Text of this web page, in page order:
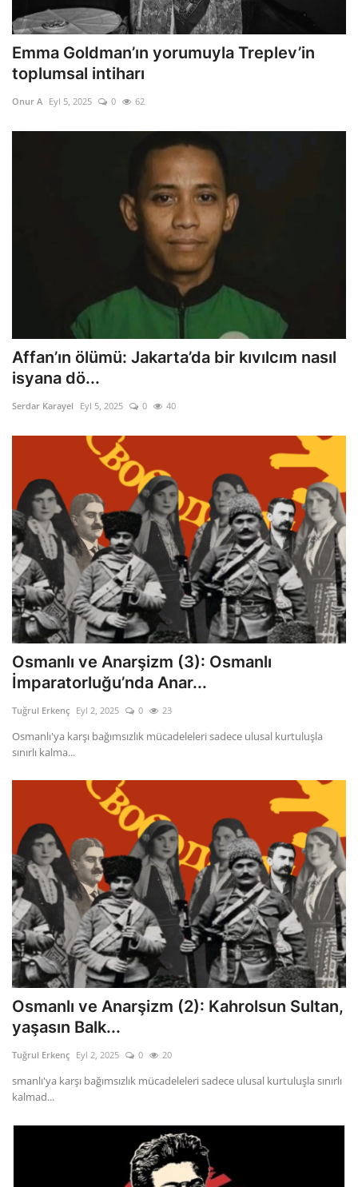
Emma Goldman’ın yorumuyla Treplev’in
toplumsal intiharı
Onur A Eyl 5, 2025 0 62
Affan’ın ölümü: Jakarta’da bir kıvılcım nasıl
isyana dö...
Serdar Karayel Eyl 5, 2025 0 40
Osmanlı ve Anarşizm (3): Osmanlı
İmparatorluğu’nda Anar...
Tuğrul Erkenç Eyl 2, 2025 0 23
Osmanlı'ya karşı bağımsızlık mücadeleleri sadece ulusal kurtuluşla
sınırlı kalma...
Osmanlı ve Anarşizm (2): Kahrolsun Sultan,
yaşasın Balk...
Tuğrul Erkenç Eyl 2, 2025 0 20
smanlı'ya karşı bağımsızlık mücadeleleri sadece ulusal kurtuluşla sınırlı
kalmad...